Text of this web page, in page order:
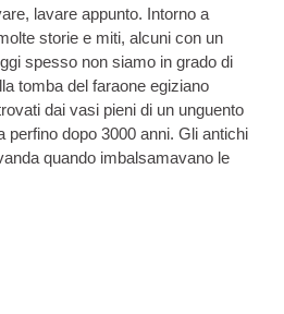
lavare appunto. Intorno a
storie e miti, alcuni con un
spesso non siamo in grado di
tomba del faraone egiziano
dai vasi pieni di un unguento
perfino dopo 3000 anni. Gli antichi
quando imbalsamavano le